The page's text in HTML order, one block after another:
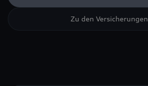
Zu den Versicherungen